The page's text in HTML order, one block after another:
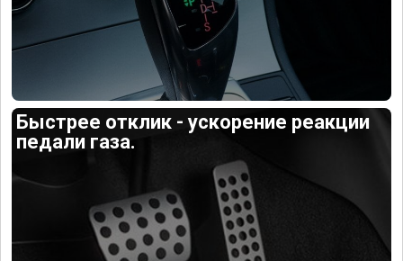
Быстрее отклик - ускорение реакции
педали газа.